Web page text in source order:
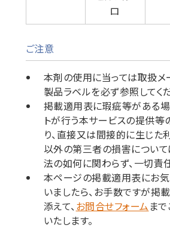
ロ
ご注意
本剤の使用に当っては取扱
製品ラベルを必ず参照してく
掲載適用表に瑕疵等がある
トが行う本サービスの提供
り、直接又は間接的に生じた
以外の第三者の損害について
法の如何に関わらず、一切責
本ページの掲載適用表にお
いましたら、お手数ですが掲
添えて、お問合せフォーム ま
いたします。